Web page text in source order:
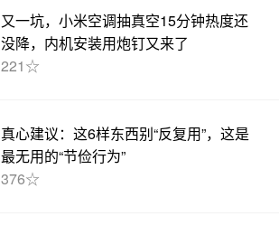
又一坑，小米空调抽真空15分钟热度还
没降，内机安装用炮钉又来了
221☆
真心建议：这6样东西别“反复用”，这是
最无用的“节俭行为”
376☆